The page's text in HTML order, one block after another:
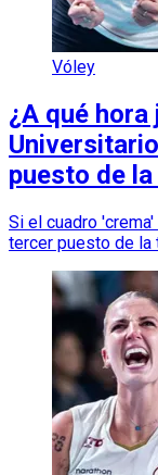
Vóley
¿A qué
puesto de
Si el cuadro
tercer puesto de la